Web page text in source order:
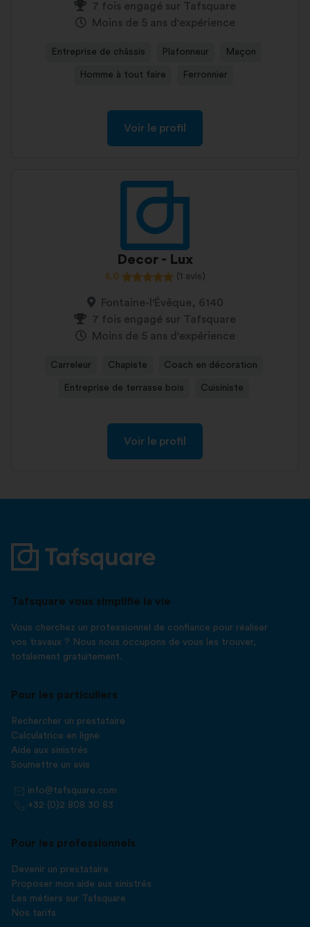
7 fois engagé sur Tafsquare
Moins de 5 ans d'expérience
Entreprise de châssis Plafonneur Maçon
Homme à tout faire Ferronnier
Voir le profil
Decor - Lux
5,0 (1 avis)
Fontaine-l'Évêque, 6140
7 fois engagé sur Tafsquare
Moins de 5 ans d'expérience
Carreleur Chapiste Coach en décoration
Entreprise de terrasse bois Cuisiniste
Voir le profil
Tafsquare vous simplifie la vie
Vous cherchez un professionnel de confiance pour réaliser
vos travaux ? Nous nous occupons de vous les trouver,
totalement gratuitement.
Pour les particuliers
Rechercher un prestataire
Calculatrice en ligne
Aide aux sinistrés
Soumettre un avis
info@tafsquare.com
+32 (0)2 808 30 83
Pour les professionnels
Devenir un prestataire
Proposer mon aide aux sinistrés
Les métiers sur Tafsquare
Nos tarifs